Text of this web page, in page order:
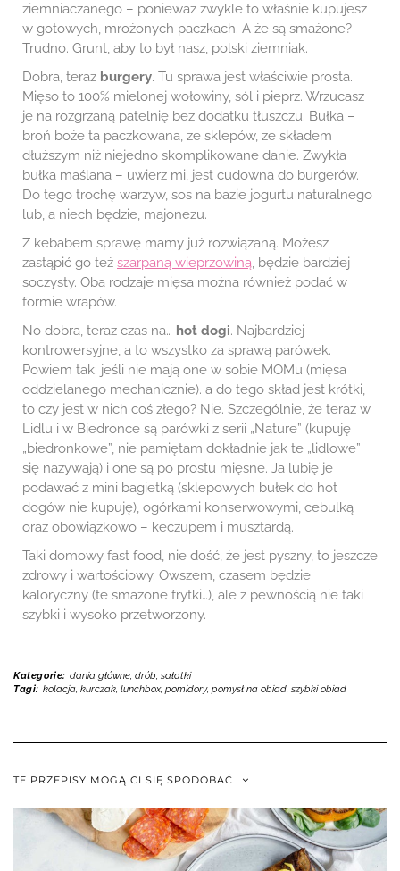
ziemniaczanego – ponieważ zwykle to właśnie kupujesz
w gotowych, mrożonych paczkach. A że są smażone?
Trudno. Grunt, aby to był nasz, polski ziemniak.
Dobra, teraz burgery. Tu sprawa jest właściwie prosta.
Mięso to 100% mielonej wołowiny, sól i pieprz. Wrzucasz
je na rozgrzaną patelnię bez dodatku tłuszczu. Bułka –
broń boże ta paczkowana, ze sklepów, ze składem
dłuższym niż niejedno skomplikowane danie. Zwykła
bułka maślana – uwierz mi, jest cudowna do burgerów.
Do tego trochę warzyw, sos na bazie jogurtu naturalnego
lub, a niech będzie, majonezu.
Z kebabem sprawę mamy już rozwiązaną. Możesz
zastąpić go też szarpaną wieprzowiną, będzie bardziej
soczysty. Oba rodzaje mięsa można również podać w
formie wrapów.
No dobra, teraz czas na… hot dogi. Najbardziej
kontrowersyjne, a to wszystko za sprawą parówek.
Powiem tak: jeśli nie mają one w sobie MOMu (mięsa
oddzielanego mechanicznie). a do tego skład jest krótki,
to czy jest w nich coś złego? Nie. Szczególnie, że teraz w
Lidlu i w Biedronce są parówki z serii „Nature” (kupuję
„biedronkowe”, nie pamiętam dokładnie jak te „lidlowe”
się nazywają) i one są po prostu mięsne. Ja lubię je
podawać z mini bagietką (sklepowych bułek do hot
dogów nie kupuję), ogórkami konserwowymi, cebulką
oraz obowiązkowo – keczupem i musztardą.
Taki domowy fast food, nie dość, że jest pyszny, to jeszcze
zdrowy i wartościowy. Owszem, czasem będzie
kaloryczny (te smażone frytki…), ale z pewnością nie taki
szybki i wysoko przetworzony.
Kategorie: dania główne, drób, sałatki
Tagi: kolacja, kurczak, lunchbox, pomidory, pomysł na obiad, szybki obiad
TE PRZEPISY MOGĄ CI SIĘ SPODOBAĆ